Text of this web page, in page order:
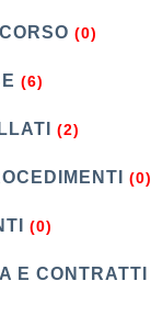
(0)
(6)
(2)
(0)
(0)
E CONTRATTI